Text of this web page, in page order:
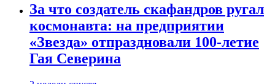
За что создатель скафандров ругал
космонавта: на предприятии
«Звезда» отпраздновали 100-летие
Гая Северина